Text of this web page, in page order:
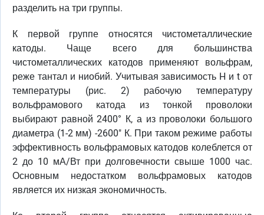
разделить на три группы.
К первой группе относятся чистометаллические
катоды. Чаще всего для большинства
чистометаллических катодов применяют вольфрам,
реже тантал и ниобий. Учитывая зависимость H и t от
температуры (рис. 2) рабочую температуру
вольфрамового катода из тонкой проволоки
выбирают равной 2400° К, а из проволоки большого
диаметра (1-2 мм) -2600" К. При таком режиме работы
эффективность вольфрамовых катодов колеблется от
2 до 10 мА/Вт при долговечности свыше 1000 час.
Основным недостатком вольфрамовых катодов
является их низкая экономичность.